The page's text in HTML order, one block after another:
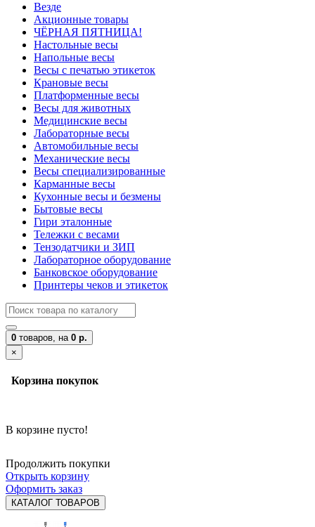
Везде
Акционные товары
ЧЁРНАЯ ПЯТНИЦА!
Настольные весы
Напольные весы
Весы с печатью этикеток
Крановые весы
Платформенные весы
Весы для животных
Медицинские весы
Лабораторные весы
Автомобильные весы
Механические весы
Весы специализированные
Карманные весы
Кухонные весы и безмены
Бытовые весы
Гири эталонные
Тележки с весами
Тензодатчики и ЗИП
Лабораторное оборудование
Банковское оборудование
Принтеры чеков и этикеток
0 товаров, на 0 р.
×
Корзина покупок
В корзине пусто!
Продолжить покупки
Открыть корзину
Оформить заказ
КАТАЛОГ ТОВАРОВ